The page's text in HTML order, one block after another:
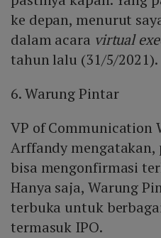
ke depan, menurut
dalam acara virtual
tahun lalu (31/5/2021).
6. Warung Pintar
VP of Communication
Arffandy mengatakan,
bisa mengonfirmasi
Hanya saja, Warung
terbuka untuk
termasuk IPO.